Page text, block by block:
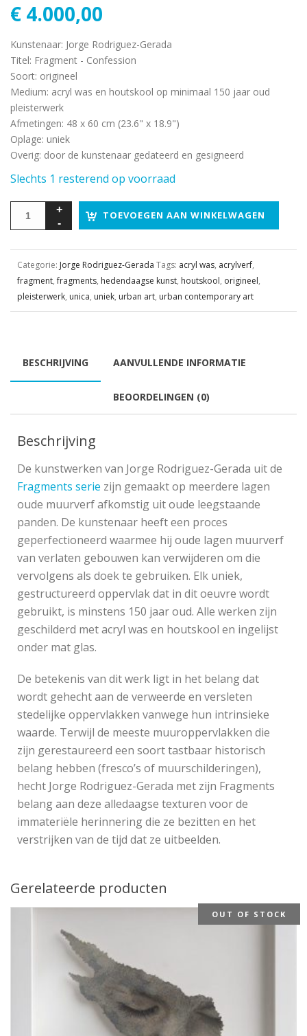
€ 4.000,00
Kunstenaar: Jorge Rodriguez-Gerada
Titel: Fragment - Confession
Soort: origineel
Medium: acryl was en houtskool op minimaal 150 jaar oud
pleisterwerk
Afmetingen: 48 x 60 cm (23.6" x 18.9")
Oplage: uniek
Overig: door de kunstenaar gedateerd en gesigneerd
Slechts 1 resterend op voorraad
TOEVOEGEN AAN WINKELWAGEN
Categorie: Jorge Rodriguez-Gerada Tags: acryl was, acrylverf,
fragment,fragments, hedendaagse kunst, houtskool, origineel,
pleisterwerk, unica, uniek, urban art, urban contemporary art
BESCHRIJVING AANVULLENDE INFORMATIE
BEOORDELINGEN (0)
Beschrijving
De kunstwerken van Jorge Rodriguez-Gerada uit de
Fragments serie zijn gemaakt op meerdere lagen
oude muurverf afkomstig uit oude leegstaande
panden. De kunstenaar heeft een proces
geperfectioneerd waarmee hij oude lagen muurverf
van verlaten gebouwen kan verwijderen om die
vervolgens als doek te gebruiken. Elk uniek,
gestructureerd oppervlak dat in dit oeuvre wordt
gebruikt, is minstens 150 jaar oud. Alle werken zijn
geschilderd met acryl was en houtskool en ingelijst
onder mat glas.
De betekenis van dit werk ligt in het belang dat
wordt gehecht aan de verweerde en versleten
stedelijke oppervlakken vanwege hun intrinsieke
waarde. Terwijl de meeste muuroppervlakken die
zijn gerestaureerd een soort tastbaar historisch
belang hebben (fresco’s of muurschilderingen),
hecht Jorge Rodriguez-Gerada met zijn Fragments
belang aan deze alledaagse texturen voor de
immateriële herinnering die ze bezitten en het
verstrijken van de tijd dat ze uitbeelden.
Gerelateerde producten
OUT OF STOCK